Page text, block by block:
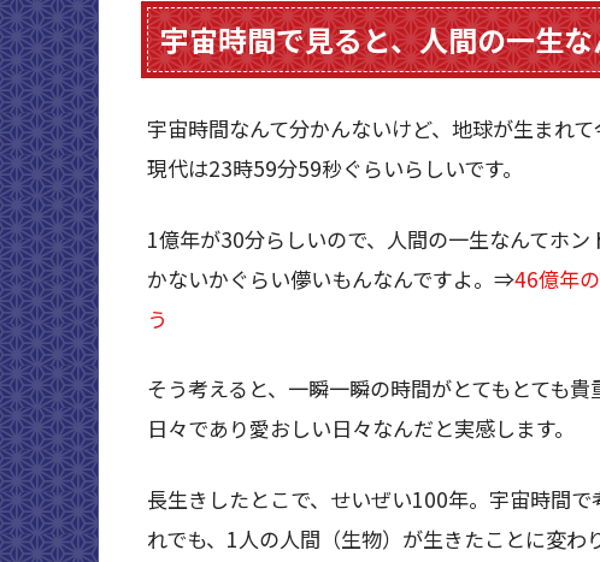
宇宙時間で見ると、人間の一生
宇宙時間なんて分かんないけど、地球が生まれ
現代は23時59分59秒ぐらいらしいです。
1億年が30分らしいので、人間の一生なんてホ
かないかぐらい儚いもんなんですよ。⇒46億年
う
そう考えると、一瞬一瞬の時間がとてもとても
日々であり愛おしい日々なんだと実感します。
長生きしたとこで、せいぜい100年。宇宙時間
れでも、1人の人間（生物）が生きたことに変